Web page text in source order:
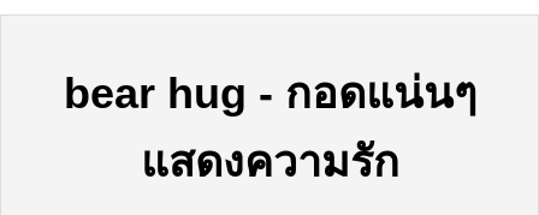
bear hug - กอดแน่นๆ
แสดงความรัก